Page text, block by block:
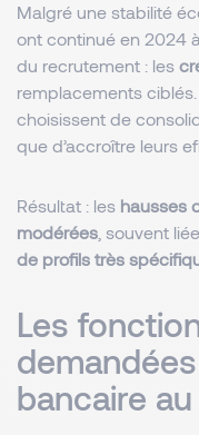
Malgré une stabilité
ont continué en 2024
du recrutement : les
remplacements
choisissent de
que d’accroître leurs
Résultat : les hausses
modérées , souvent
de profils très
Les
bancaire